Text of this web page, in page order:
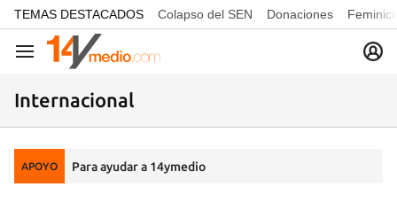
common.go-to-content
TEMAS DESTACADOS Colapso del SEN Donaciones
Navegación
Internacional
APOYO Para ayudar a 14ymedio